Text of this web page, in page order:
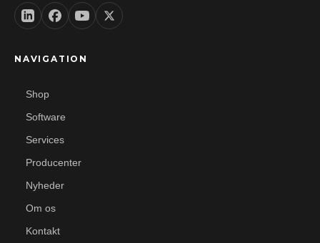
NAVIGATION
Shop
Software
Services
Producenter
Nyheder
Om os
Kontakt